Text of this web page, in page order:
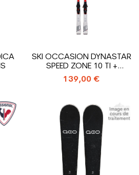
SKI OCCASION DYNASTAR
SPEED ZONE 10 TI +
FIXATIONS
139,00 €